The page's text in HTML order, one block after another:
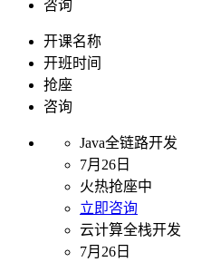
咨询
开课名称
开班时间
抢座
咨询
Java全链路开发
7月26日
火热抢座中
立即咨询
云计算全栈开发
7月26日